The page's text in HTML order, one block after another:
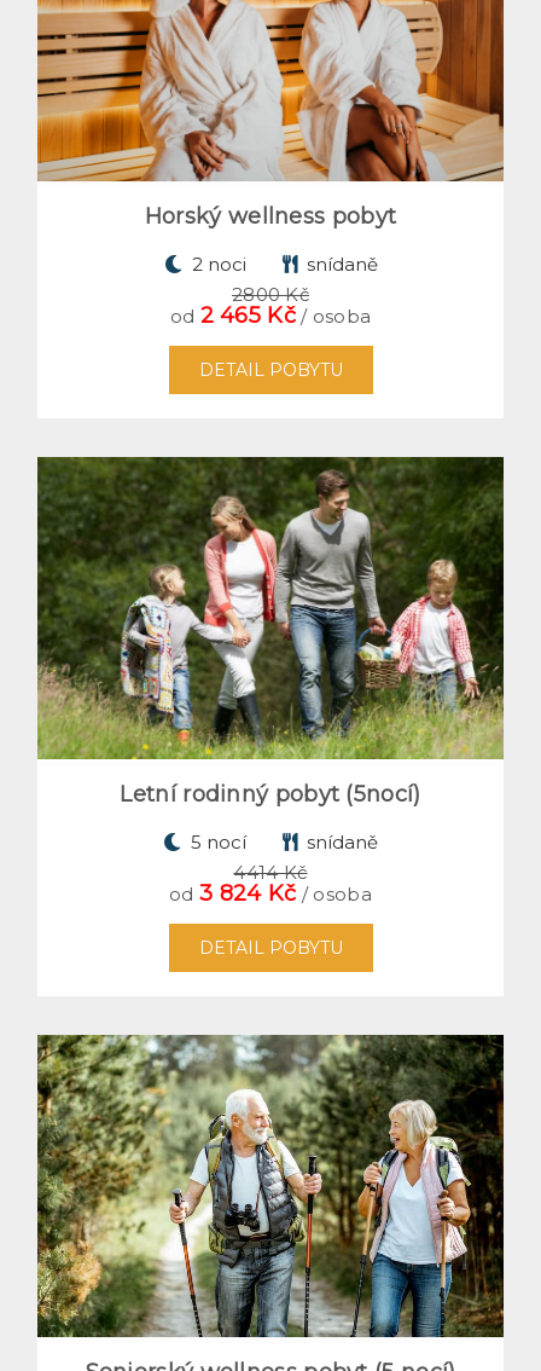
Horský wellness pobyt
2 noci
snídaně
2800 Kč
od 2 465 Kč/ osoba
DETAIL POBYTU
Letní rodinný pobyt (5nocí)
5 nocí
snídaně
4414 Kč
od3 824 Kč / osoba
DETAIL POBYTU